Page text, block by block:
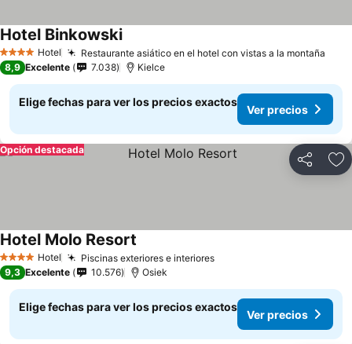
4 EstrellasHotel Restaurante asiático en el hotel con vistas a la montaña
Hotel BinkowskiVer precios
8,9 Excelente 7.038 Kielce
Elige fechas para ver los precios exactos
Ver precios
Compartir
Opción destacada
4 EstrellasHotel Piscinas exteriores e interioresVer precios
Hotel Molo Resort
9,3 Excelente 10.576 Osiek
Elige fechas para ver los precios exactos
Ver precios